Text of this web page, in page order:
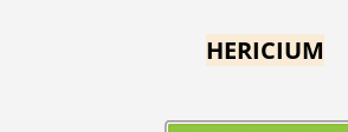
HERICIUM